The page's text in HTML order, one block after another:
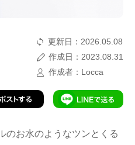
更新日：2026.05.08
作成日：2023.08.31
作成者：Locca
のお水のようなツンとくる